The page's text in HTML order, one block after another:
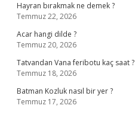
Hayran bırakmak ne demek ?
Temmuz 22, 2026
Acar hangi dilde ?
Temmuz 20, 2026
Tatvandan Vana feribotu kaç saat ?
Temmuz 18, 2026
Batman Kozluk nasıl bir yer ?
Temmuz 17, 2026